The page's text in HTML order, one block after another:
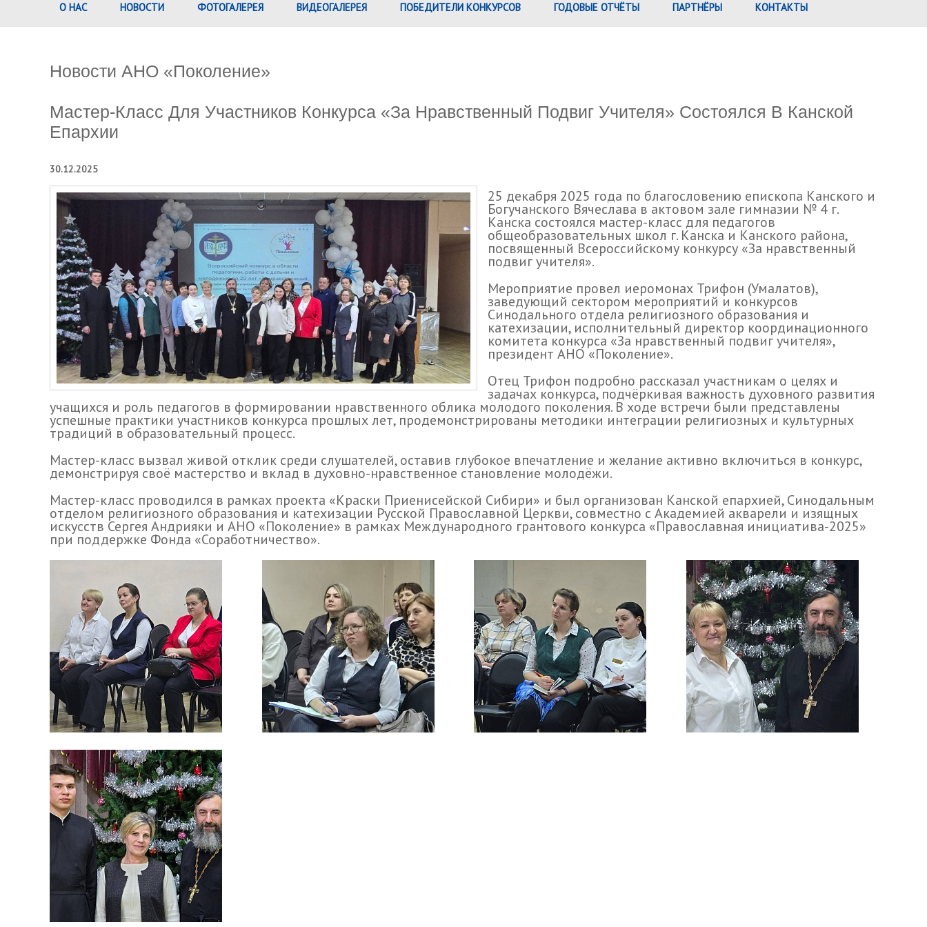
О НАС НОВОСТИ ФОТОГАЛЕРЕЯ ВИДЕОГАЛЕРЕЯ ПОБЕДИТЕЛИ КОНКУРСОВ ГОДОВЫЕ ОТЧЁТЫ ПАРТНЁРЫ КОНТАКТЫ
Новости АНО «Поколение»
Мастер-Класс Для Участников Конкурса «За Нравственный Подвиг Учителя» Состоялся В Канской
Епархии
30.12.2025
25 декабря 2025 года по благословению епископа Канского и
Богучанского Вячеслава в актовом зале гимназии № 4 г.
Канска состоялся мастер-класс для педагогов
общеобразовательных школ г. Канска и Канского района,
посвященный Всероссийскому конкурсу «За нравственный
подвиг учителя».
Мероприятие провел иеромонах Трифон (Умалатов),
заведующий сектором мероприятий и конкурсов
Синодального отдела религиозного образования и
катехизации, исполнительный директор координационного
комитета конкурса «За нравственный подвиг учителя»,
президент АНО «Поколение».
Отец Трифон подробно рассказал участникам о целях и
задачах конкурса, подчёркивая важность духовного развития
учащихся и роль педагогов в формировании нравственного облика молодого поколения. В ходе встречи были представлены
успешные практики участников конкурса прошлых лет, продемонстрированы методики интеграции религиозных и культурных
традиций в образовательный процесс.
Мастер-класс вызвал живой отклик среди слушателей, оставив глубокое впечатление и желание активно включиться в конкурс,
демонстрируя своё мастерство и вклад в духовно-нравственное становление молодёжи.
Мастер-класс проводился в рамках проекта «Краски Приенисейской Сибири» и был организован Канской епархией, Синодальным
отделом религиозного образования и катехизации Русской Православной Церкви, совместно с Академией акварели и изящных
искусств Сергея Андрияки и АНО «Поколение» в рамках Международного грантового конкурса «Православная инициатива-2025»
при поддержке Фонда «Соработничество».